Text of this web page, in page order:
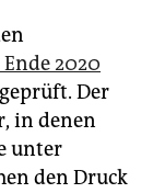
2020
Der
in denen
unter
den Druck